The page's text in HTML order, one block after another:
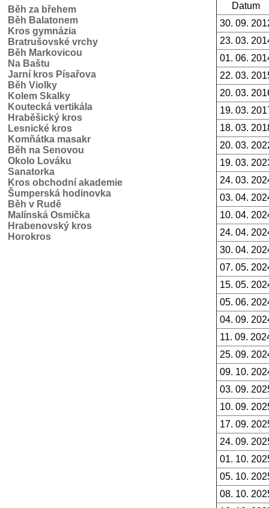
Běh za břehem
Běh Balatonem
Kros gymnázia
Bratrušovské vrchy
Běh Markovicou
Na Baštu
Jarní kros Písařova
Běh Violky
Kolem Skalky
Koutecká vertikála
Hraběšický kros
Lesnické kros
Komňátka masakr
Běh na Senovou
Okolo Lováku
Sanatorka
Kros obchodní akademie
Šumperská hodinovka
Běh v Rudě
Malínská Osmička
Hrabenovský kros
Horokros
Datum
30. 09.
23. 03.
01. 06.
22. 03.
20. 03.
19. 03.
18. 03.
20. 03.
19. 03.
24. 03.
03. 04.
10. 04.
24. 04.
30. 04.
07. 05.
15. 05.
05. 06.
04. 09.
11. 09.
25. 09.
09. 10.
03. 09.
10. 09.
17. 09.
24. 09.
01. 10.
05. 10.
08. 10.